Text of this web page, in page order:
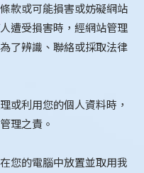
款或可能損害或妨礙網站
遭受損害時，經網站管理
了辨識、聯絡或採取法律
或利用您的個人資料時，
理之責。
您的電腦中放置並取用我